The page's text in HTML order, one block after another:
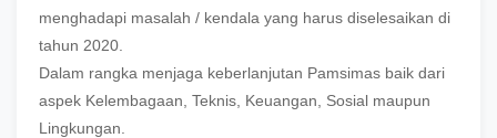
menghadapi masalah / kendala yang harus diselesaikan di
tahun 2020.
Dalam rangka menjaga keberlanjutan Pamsimas baik dari
aspek Kelembagaan, Teknis, Keuangan, Sosial maupun
Lingkungan.